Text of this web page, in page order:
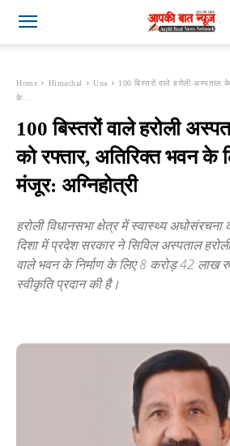
Home Himachal Una
100 बिस्तरों वाले हरोली अस्पताल
के...
100 बिस्तरों वाले हरोली
को रफ्तार, अतिरिक्त भवन के
मंजूर: अग्निहोत्री
हरोली विधानसभा क्षेत्र में स्वास्थ्य
दिशा में प्रदेश सरकार ने सिविल अस्पताल
वाले भवन के निर्माण के लिए 8 करोड़ 42 लाख
स्वीकृति प्रदान की है।